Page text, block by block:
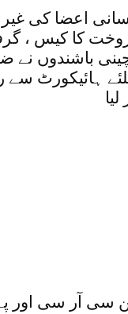
اعضا کی غیر
کا کیس ،
باشندوں نے
ہائیکورٹ سے
سی آر سی اور